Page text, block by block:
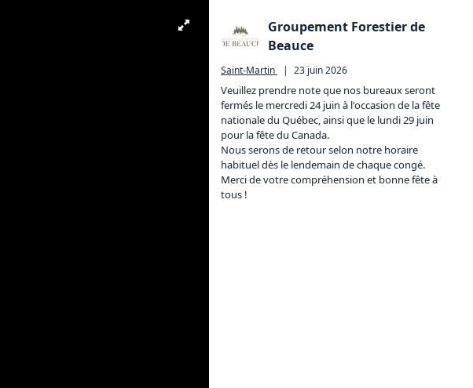
Groupement Forestier de
Beauce
Saint-Martin | 23 juin 2026
Veuillez prendre note que nos bureaux seront
fermés le mercredi 24 juin à l'occasion de la fête
nationale du Québec, ainsi que le lundi 29 juin
pour la fête du Canada.
Nous serons de retour selon notre horaire
habituel dès le lendemain de chaque congé.
Merci de votre compréhension et bonne fête à
tous !